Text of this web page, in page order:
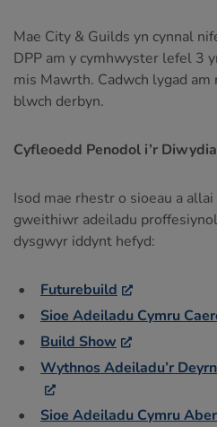
Mae City & Guilds yn cynnal
DPP am y cymhwyster lefel 3
mis Mawrth. Cadwch lygad am
blwch derbyn.
Cyfleoedd Penodol i’r
Isod mae rhestr o sioeau a
gweithiwr adeiladu
dysgwyr iddynt hefyd:
Futurebuild
Sioe Adeiladu Cymru
Build Show
Wythnos Adeiladu’r
Sioe Adeiladu Cymru